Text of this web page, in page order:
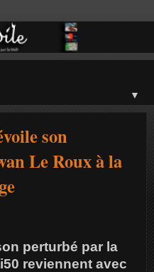
▼
son
Le Roux à la
perturbé par la
reviennent avec